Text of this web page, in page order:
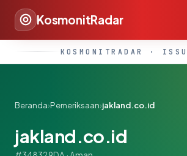
KosmonitRadar
KOSMONITRADAR ·
Beranda›Pemeriksaan›jakland.co.id
jakland.co.id